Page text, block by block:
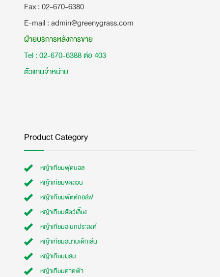
​Fax : 02-670-6380
E-mail : admin@greenygrass.com
ฝ่ายบริการหลังการขาย
Tel : 02-670-6388 ต่อ 403
ตัวแทนจำหน่าย
Product Category
หญ้าเทียมฟุตบอล
หญ้าเทียมจัดสวน
หญ้าเทียมพัตต์กอล์ฟ
หญ้าเทียมสัตว์เลี้ยง
หญ้าเทียมอเนกประสงค์
หญ้าเทียมสนามเด็กเล่น
หญ้าเทียมผสม
หญ้าเทียมดาดฟ้า